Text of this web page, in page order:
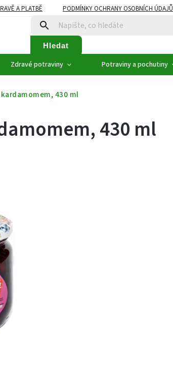
A PLATBĚ PODMÍNKY OCHRANY OSOBNÍCH ÚDAJŮ
POTRAVINY NOVINKY AKCE, SLEVY
Hledat
Zdravé potraviny Potraviny a pochutiny
430 ml
430 ml